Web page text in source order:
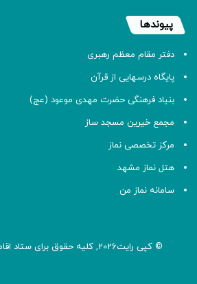
پیوندها
دفتر مقام معظم رهبری
پایگاه درسهایی از قرآن
بنیاد فرهنگی حضرت مهدی موعود (عج)
مجمع خیرین مسجد ساز
مرکز تخصصی نماز
هتل نماز مشهد
سامانه نماز من
© کپی رایت2026, کلیه حقوق برای ستاد اقامه